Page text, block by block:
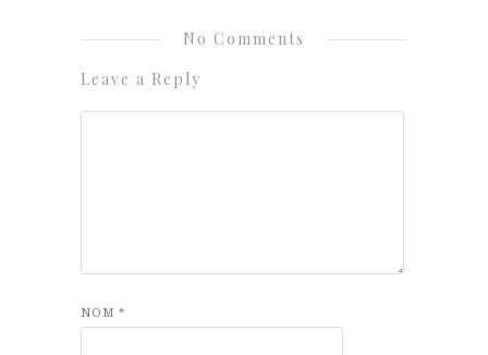
No Comments
Leave a Reply
NOM *